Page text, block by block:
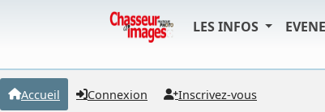
LES INFOS
Accueil Connexion Inscrivez-vous